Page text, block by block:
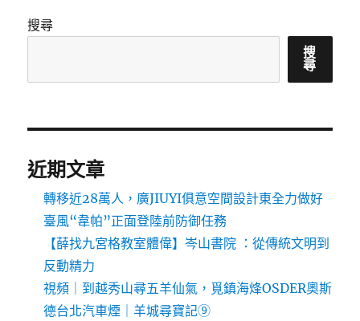
搜尋
搜
尋
近期文章
轉移近28萬人，廣JIUYI俱意空間設計東全力做好
臺風“韋帕”正面登陸前防御任務
【薛找九宮格教室體偉】岑山書院 ：從傳統文明到
反動精力
視頻｜到越秀山尋五羊仙氣，覓鎮海烽OSDER奧斯
德台北汽車煙｜羊城尋寶記⑨